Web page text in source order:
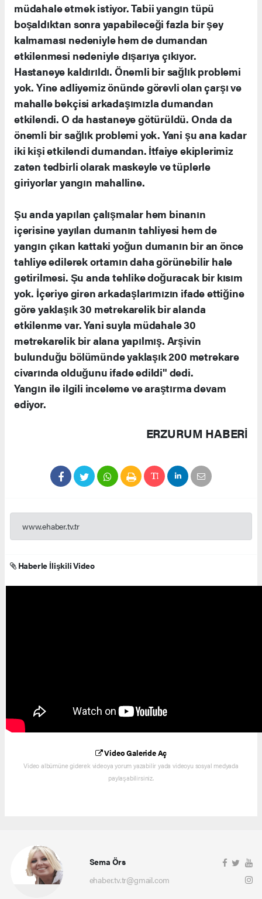
müdahale etmek istiyor. Tabii yangın tüpü
boşaldıktan sonra yapabileceği fazla bir şey
kalmaması nedeniyle hem de dumandan
etkilenmesi nedeniyle dışarıya çıkıyor.
Hastaneye kaldırıldı. Önemli bir sağlık problemi
yok. Yine adliyemiz önünde görevli olan çarşı ve
mahalle bekçisi arkadaşımızla dumandan
etkilendi. O da hastaneye götürüldü. Onda da
önemli bir sağlık problemi yok. Yani şu ana kadar
iki kişi etkilendi dumandan. İtfaiye ekiplerimiz
zaten tedbirli olarak maskeyle ve tüplerle
giriyorlar yangın mahalline.
Şu anda yapılan çalışmalar hem binanın
içerisine yayılan dumanın tahliyesi hem de
yangın çıkan kattaki yoğun dumanın bir an önce
tahliye edilerek ortamın daha görünebilir hale
getirilmesi. Şu anda tehlike doğuracak bir kısım
yok. İçeriye giren arkadaşlarımızın ifade ettiğine
göre yaklaşık 30 metrekarelik bir alanda
etkilenme var. Yani suyla müdahale 30
metrekarelik bir alana yapılmış. Arşivin
bulunduğu bölümünde yaklaşık 200 metrekare
civarında olduğunu ifade edildi" dedi.
Yangın ile ilgili inceleme ve araştırma devam
ediyor.
ERZURUM HABERİ
www.ehaber.tv.tr
Haberle İlişkili Video
Video Galeride Aç
Video albümüne giderek videoya yorum yazabilir yada videoyu sosyal medyada
paylaşabilirsiniz.
Sema Örs
ehaber.tv.tr@gmail.com